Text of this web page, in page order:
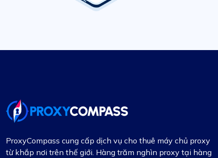
ProxyCompass cung cấp dịch vụ cho thuê máy chủ proxy
từ khắp nơi trên thế giới. Hàng trăm nghìn proxy tại hàng